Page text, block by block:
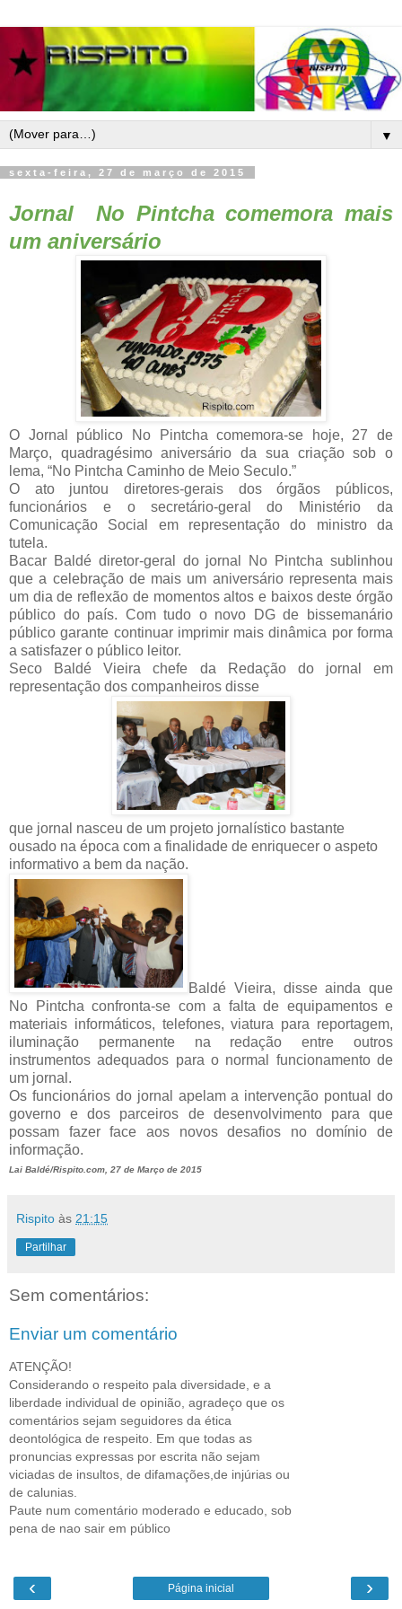
▼
sexta-feira, 27 de março de 2015
Jornal No Pintcha comemora mais
um aniversário
O Jornal público No Pintcha comemora-se hoje, 27 de
Março, quadragésimo aniversário da sua criação sob o
lema, “No Pintcha Caminho de Meio Seculo.”
O ato juntou diretores-gerais dos órgãos públicos,
funcionários e o secretário-geral do Ministério da
Comunicação Social em representação do ministro da
tutela.
Bacar Baldé diretor-geral do jornal No Pintcha sublinhou
que a celebração de mais um aniversário representa mais
um dia de reflexão de momentos altos e baixos deste órgão
público do país. Com tudo o novo DG de bissemanário
público garante continuar imprimir mais dinâmica por forma
a satisfazer o público leitor.
Seco Baldé Vieira chefe da Redação do jornal em
representação dos companheiros disse
que jornal nasceu de um projeto jornalístico bastante
ousado na época com a finalidade de enriquecer o aspeto
informativo a bem da nação.
Baldé Vieira, disse ainda que
No Pintcha confronta-se com a falta de equipamentos e
materiais informáticos, telefones, viatura para reportagem,
iluminação permanente na redação entre outros
instrumentos adequados para o normal funcionamento de
um jornal.
Os funcionários do jornal apelam a intervenção pontual do
governo e dos parceiros de desenvolvimento para que
possam fazer face aos novos desafios no domínio de
informação.
Lai Baldé/Rispito.com, 27 de Março de 2015
Rispito às 21:15
Partilhar
Sem comentários:
Enviar um comentário
ATENÇÃO!
Considerando o respeito pala diversidade, e a
liberdade individual de opinião, agradeço que os
comentários sejam seguidores da ética
deontológica de respeito. Em que todas as
pronuncias expressas por escrita não sejam
viciadas de insultos, de difamações,de injúrias ou
de calunias.
Paute num comentário moderado e educado, sob
pena de nao sair em público
‹ ›
Página inicial